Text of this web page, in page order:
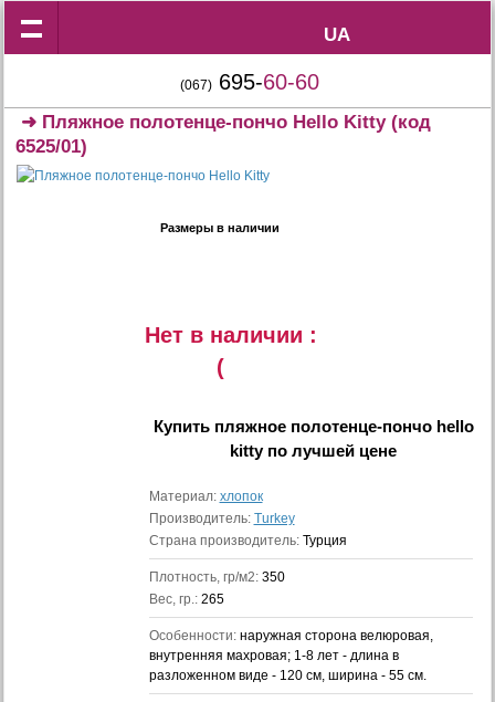
UA
UA
(067) 695-60-60
➜ Пляжное полотенце-пончо Hello Kitty(код
6525/01)
Размеры в наличии
Нет в наличии :
(
Купить пляжное полотенце-пончо hello
kittyпо лучшей цене
Материал: хлопок
Производитель: Turkey
Страна производитель: Турция
Плотность, гр/м2: 350
Вес, гр.: 265
Особенности: наружная сторона велюровая,
внутренняя махровая; 1-8 лет - длина в
разложенном виде - 120 см, ширина - 55 см.